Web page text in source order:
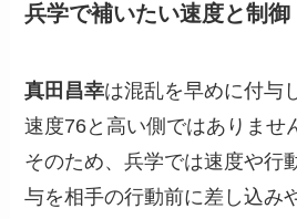
兵学で補いたい速度と制御
真田昌幸は混乱を早めに付与
速度76と高い側ではありませ
そのため、兵学では速度や行
与を相手の行動前に差し込み